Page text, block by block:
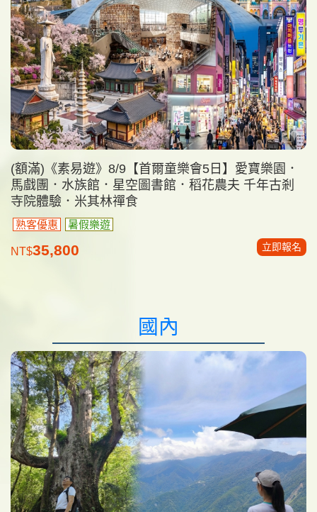
(額滿)《素易遊》8/9【首爾童樂會5日】愛寶樂園．
馬戲團．水族館．星空圖書館．稻花農夫 千年古剎
寺院體驗．米其林禪食
熟客優惠 暑假樂遊
NT$35,800 立即報名
國內